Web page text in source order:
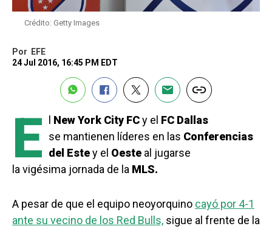
Crédito: Getty Images
Por EFE
24 Jul 2016, 16:45 PM EDT
E l New York City FCy el FC Dallas
se mantienen líderes en las Conferencias
del Estey el Oeste al jugarse
la vigésima jornada de la MLS.
A pesar de que el equipo neoyorquino cayó por 4-1
ante su vecino de los Red Bulls, sigue al frente de la